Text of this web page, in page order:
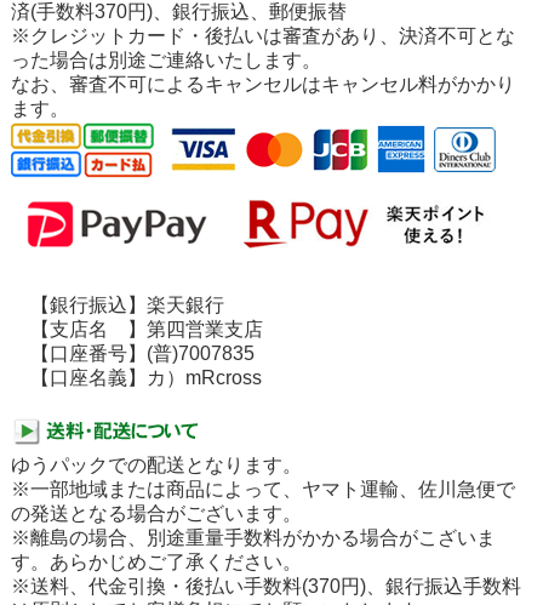
済(手数料370円)、銀行振込、郵便振替
※クレジットカード・後払いは審査があり、決済不可とな
った場合は別途ご連絡いたします。
なお、審査不可によるキャンセルはキャンセル料がかかり
ます。
【銀行振込】楽天銀行
【支店名 】第四営業支店
【口座番号】(普)7007835
【口座名義】カ）mRcross
ゆうパックでの配送となります。
※一部地域または商品によって、ヤマト運輸、佐川急便で
の発送となる場合がございます。
※離島の場合、別途重量手数料がかかる場合がこざいま
す。あらかじめご了承ください。
※送料、代金引換・後払い手数料(370円)、銀行振込手数料